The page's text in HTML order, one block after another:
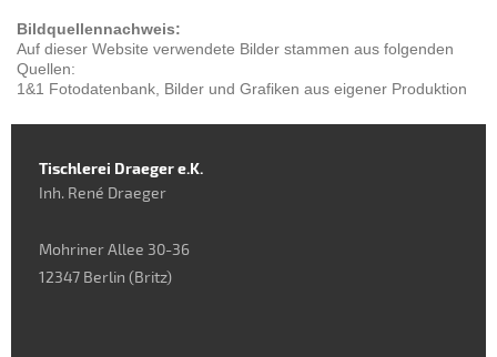
Bildquellennachweis:
Auf dieser Website verwendete Bilder stammen aus folgenden
Quellen:
1&1 Fotodatenbank, Bilder und Grafiken aus eigener Produktion
Tischlerei Draeger e.K.
Inh. René Draeger
Mohriner Allee 30-36
12347 Berlin (Britz)